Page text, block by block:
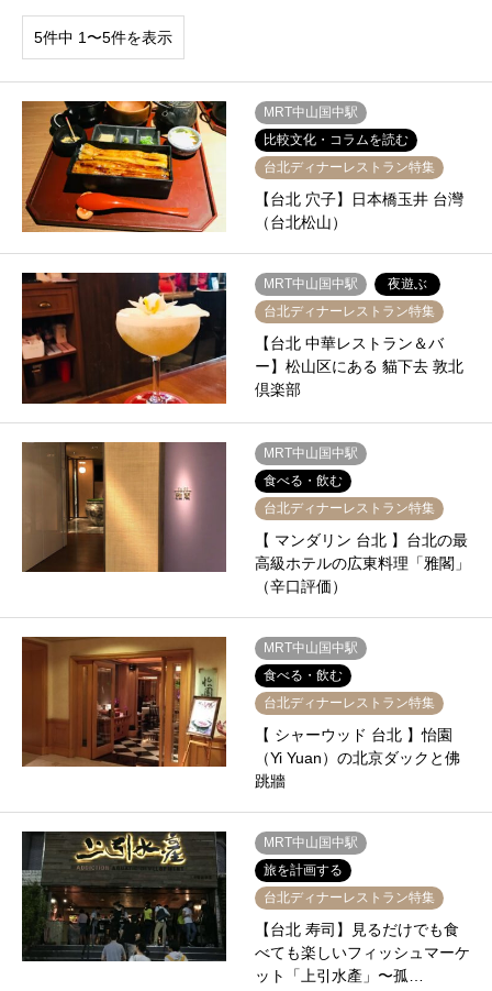
5件中 1〜5件を表示
MRT中山国中駅
比較文化・コラムを読む
台北ディナーレストラン特集
【台北 穴子】日本橋玉井 台灣
（台北松山）
MRT中山国中駅
夜遊ぶ
台北ディナーレストラン特集
【台北 中華レストラン＆バ
ー】松山区にある 貓下去 敦北
倶楽部
MRT中山国中駅
食べる・飲む
台北ディナーレストラン特集
【 マンダリン 台北 】台北の最
高級ホテルの広東料理「雅閣」
（辛口評価）
MRT中山国中駅
食べる・飲む
台北ディナーレストラン特集
【 シャーウッド 台北 】怡園
（Yi Yuan）の北京ダックと佛
跳牆
MRT中山国中駅
旅を計画する
台北ディナーレストラン特集
【台北 寿司】見るだけでも食
べても楽しいフィッシュマーケ
ット「上引水產」〜孤…